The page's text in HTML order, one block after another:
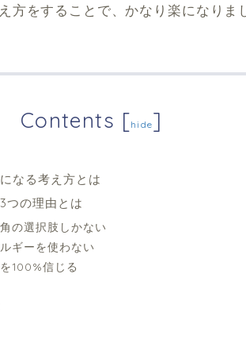
方をすることで、かなり楽になりま
Contents [hide]
なる考え方とは
つの理由とは
の選択肢しかない
ギーを使わない
100%信じる